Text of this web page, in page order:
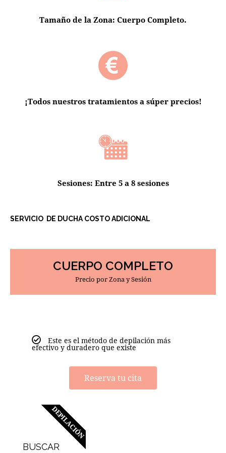
Tamaño de la Zona: Cuerpo Completo.
¡Todos nuestros tratamientos a súper precios!
Sesiones: Entre 5 a 8 sesiones
SERVICIO DE DUCHA COSTO ADICIONAL
CUERPO COMPLETO
Precio por Zona y Sesión
Este es el método de depilación más
efectivo y duradero que existe
Reserva tu cita
DEPILACIÓN
BUSCAR